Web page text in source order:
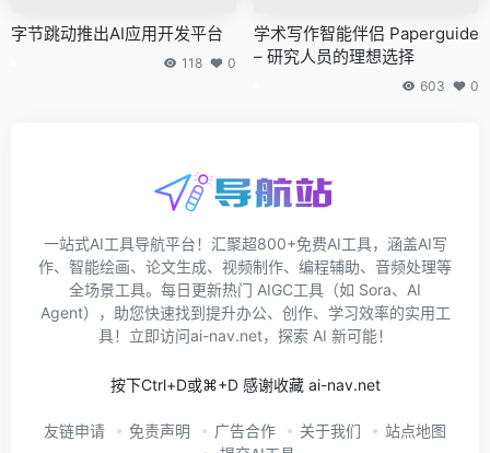
字节跳动推出AI应用开发平台
118 0
学术写作智能伴侣 Paperguide
– 研究人员的理想选择
603 0
一站式AI工具导航平台！汇聚超800+免费AI工具，涵盖AI写
作、智能绘画、论文生成、视频制作、编程辅助、音频处理等
全场景工具。每日更新热门 AIGC工具（如 Sora、AI
Agent），助您快速找到提升办公、创作、学习效率的实用工
具！立即访问ai-nav.net，探索 AI 新可能！
按下Ctrl+D或⌘+D 感谢收藏 ai-nav.net
友链申请 免责声明 广告合作 关于我们
站点地图